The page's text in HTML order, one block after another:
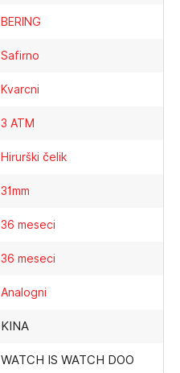
BERING
Safirno
Kvarcni
3 ATM
Hirurški čelik
31mm
36 meseci
36 meseci
Analogni
KINA
WATCH IS WATCH DOO